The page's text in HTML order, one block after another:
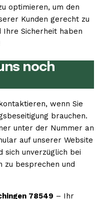
optimieren, um den
Kunden gerecht zu
Sicherheit haben
noch
wenn Sie
brauchen.
unter der Nummer an
auf unserer Website
sich unverzüglich bei
zu besprechen und
78549 – Ihr